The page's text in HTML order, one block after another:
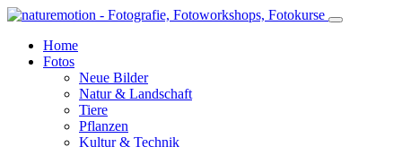
Home
Fotos
Neue Bilder
Natur & Landschaft
Tiere
Pflanzen
Kultur & Technik